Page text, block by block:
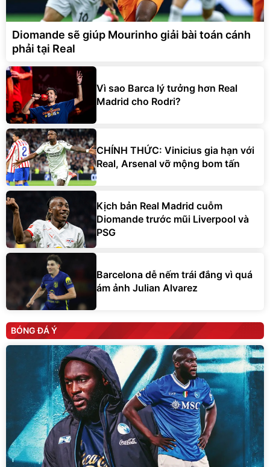
Diomande sẽ giúp Mourinho giải bài toán cánh
phải tại Real
Vì sao Barca lý tưởng hơn Real
Madrid cho Rodri?
CHÍNH THỨC: Vinicius gia hạn với
Real, Arsenal vỡ mộng bom tấn
Kịch bản Real Madrid cuỗm
Diomande trước mũi Liverpool và
PSG
Barcelona dễ nếm trái đắng vì quá
ám ảnh Julian Alvarez
BÓNG ĐÁ Ý